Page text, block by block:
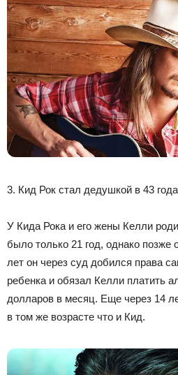
3. Кид Рок стал дедушкой в 43
У Кида Рока и его жены Келли
было только 21 год, однако позже
лет он через суд добился права
ребенка и обязал Келли платить
долларов в месяц. Еще через 14
в том же возрасте что и Кид.